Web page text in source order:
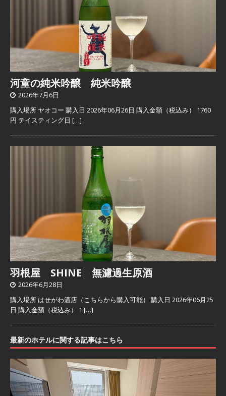
河童の純米吟醸 純米吟醸
2026年7月6日
購入場所 ヤオコー 購入日 2026年06月26日 購入金額（税込み） 1760
円 テイスティング日 […]
羽根屋 SHINE 無濾過生原酒
2026年6月28日
購入場所 はせがわ酒店（こちらから購入可能） 購入日 2026年06月25
日 購入金額（税込み） 1 […]
最新のホテルに関する記事はこちら